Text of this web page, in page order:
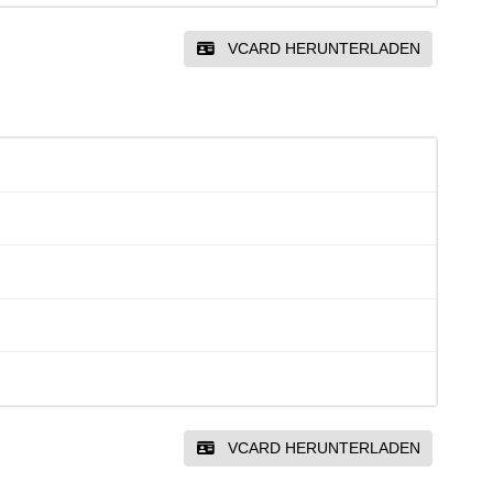
VCARD HERUNTERLADEN
VCARD HERUNTERLADEN